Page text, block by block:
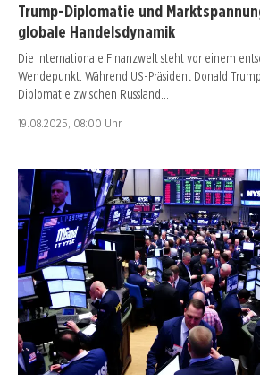
Trump-Diplomatie und
globale Handelsdynamik
Die internationale Finanzwelt steht vor einem
Wendepunkt. Während US-Präsident Donald
Diplomatie zwischen Russland…
19.08.2025, 08:00 Uhr